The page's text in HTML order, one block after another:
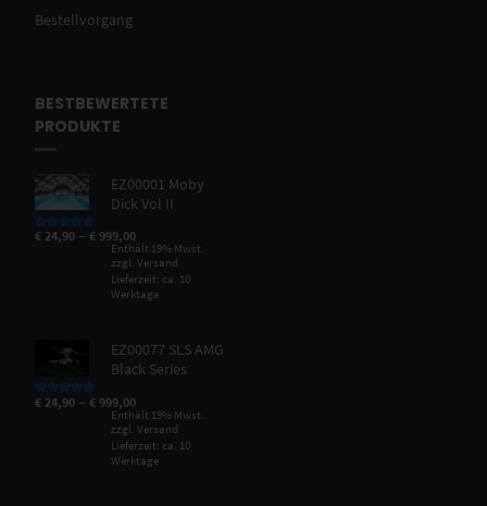
Bestellvorgang
BESTBEWERTETE
PRODUKTE
EZ00001 Moby
Dick Vol II
Bewertet mit
von 5
€ 24,90 –€ 999,00
Enthält 19% Mwst.
zzgl.Versand
Lieferzeit: ca. 10
Werktage
EZ00077 SLS AMG
Black Series
Bewertet mit
von 5
€ 24,90 –€ 999,00
Enthält 19% Mwst.
zzgl.Versand
Lieferzeit: ca. 10
Werktage